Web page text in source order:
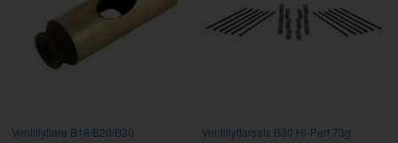
Ventillyftare B18/B20/B30 Ventillyftarsats B30 Hi-Perf 73g